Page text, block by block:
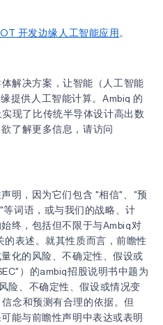
开发边缘人工智能应用。
解决方案，让智能（人工智能
提供人工智能计算。Ambiq 的
现了比传统半导体设计高出数
了解更多信息，请访问
明，因为它们包含 "相信"、"预
词语，或与我们的战略、计
终，包括但不限于与Ambiq对
表述。就其性质而言，前瞻性
化的风险、不确定性、假设或
）的ambiq招股说明书中题为
险、不确定性、假设或情况变
念和预测有合理的依据。但
能与前瞻性声明中表达或表明